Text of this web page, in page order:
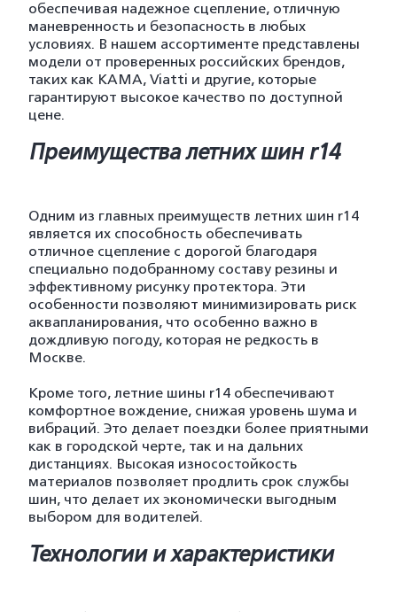
обеспечивая надежное сцепление, отличную
маневренность и безопасность в любых
условиях. В нашем ассортименте представлены
модели от проверенных российских брендов,
таких как KAMA, Viatti и другие, которые
гарантируют высокое качество по доступной
цене.
Преимущества летних шин r14
Одним из главных преимуществ летних шин r14
является их способность обеспечивать
отличное сцепление с дорогой благодаря
специально подобранному составу резины и
эффективному рисунку протектора. Эти
особенности позволяют минимизировать риск
аквапланирования, что особенно важно в
дождливую погоду, которая не редкость в
Москве.
Кроме того, летние шины r14 обеспечивают
комфортное вождение, снижая уровень шума и
вибраций. Это делает поездки более приятными
как в городской черте, так и на дальних
дистанциях. Высокая износостойкость
материалов позволяет продлить срок службы
шин, что делает их экономически выгодным
выбором для водителей.
Технологии и характеристики